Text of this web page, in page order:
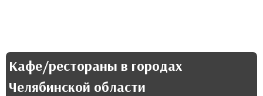
Кафе/рестораны в городах
Челябинской области